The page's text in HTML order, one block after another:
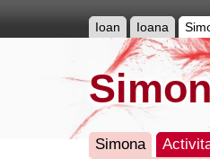
Ioan Ioana
Simona